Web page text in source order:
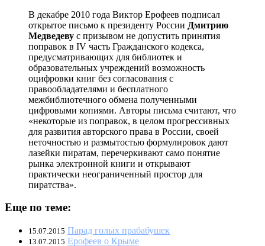
В декабре 2010 года Виктор Ерофеев подписал
открытое письмо к президенту России Дмитрию
Медведеву с призывом не допустить принятия
поправок в IV часть Гражданского кодекса,
предусматривающих для библиотек и
образовательных учреждений возможность
оцифровки книг без согласования с
правообладателями и бесплатного
межбиблиотечного обмена полученными
цифровыми копиями. Авторы письма считают, что
«некоторые из поправок, в целом прогрессивных
для развития авторского права в России, своей
неточностью и размытостью формулировок дают
лазейки пиратам, перечеркивают само понятие
рынка электронной книги и открывают
практически неограниченный простор для
пиратства».
Еще по теме:
15.07.2015 Парад голых прабабушек
13.07.2015 Ерофеев о Крыме